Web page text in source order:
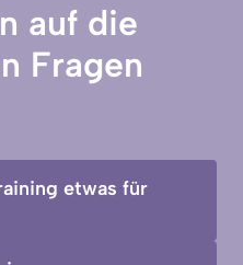
auf die
Fragen
etwas für